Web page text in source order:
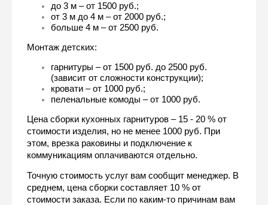
до 3 м – от 1500 руб.;
от 3 м до 4 м – от 2000 руб.;
больше 4 м – от 2500 руб.
Монтаж детских:
гарнитуры – от 1500 руб. до 2500 руб.
(зависит от сложности конструкции);
кровати – от 1000 руб.;
пеленальные комоды – от 1000 руб.
Цена сборки кухонных гарнитуров – 15 - 20 % от
стоимости изделия, но не менее 1000 руб. При
этом, врезка раковины и подключение к
коммуникациям оплачиваются отдельно.
Точную стоимость услуг вам сообщит менеджер. В
среднем, цена сборки составляет 10 % от
стоимости заказа. Если по каким-то причинам вам